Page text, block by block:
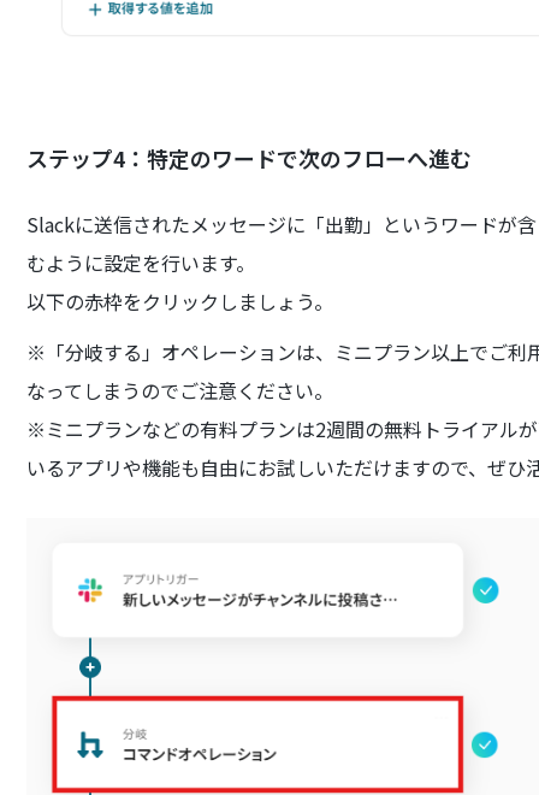
ステップ4：特定のワードで次のフローへ進む
Slackに送信されたメッセージに「出勤」というワードが
むように設定を行います。
以下の赤枠をクリックしましょう。
※「分岐する」オペレーションは、ミニプラン以上でご利
なってしまうのでご注意ください。
※ミニプランなどの有料プランは2週間の無料トライアル
いるアプリや機能も自由にお試しいただけますので、ぜひ